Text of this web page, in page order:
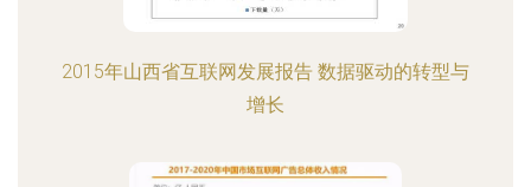
2015年山西省互联网发展报告 数据驱动的转型与
增长